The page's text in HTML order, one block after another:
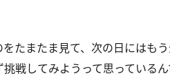
をたまたま見て、次の日にはも
戦してみようって思っている